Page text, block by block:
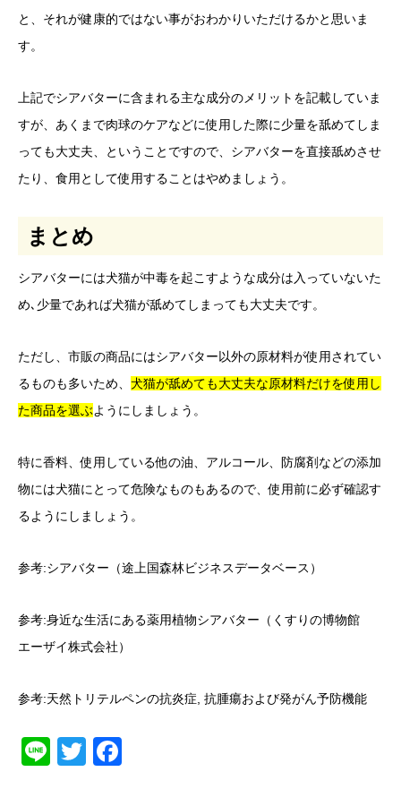
と、それが健康的ではない事がおわかりいただけるかと思いま
す。
上記でシアバターに含まれる主な成分のメリットを記載していま
すが、あくまで肉球のケアなどに使用した際に少量を舐めてしま
っても大丈夫、ということですので、シアバターを直接舐めさせ
たり、食用として使用することはやめましょう。
まとめ
シアバターには犬猫が中毒を起こすような成分は入っていないた
め､少量であれば犬猫が舐めてしまっても大丈夫です。
ただし、市販の商品にはシアバター以外の原材料が使用されてい
るものも多いため、 犬猫が舐めても大丈夫な原材料だけを使用し
た商品を選ぶようにしましょう。
特に香料、使用している他の油、アルコール、防腐剤などの添加
物には犬猫にとって危険なものもあるので、使用前に必ず確認す
るようにしましょう。
参考:シアバター（途上国森林ビジネスデータベース）
参考:身近な生活にある薬用植物シアバター（くすりの博物館
エーザイ株式会社）
参考:天然トリテルペンの抗炎症, 抗腫瘍および発がん予防機能
LineTwitter